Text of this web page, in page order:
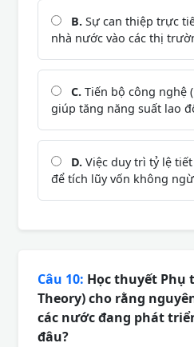
B. Sự can thiệp trực
nhà nước vào các thị
C. Tiến bộ công nghệ
giúp tăng năng suất lao
D. Việc duy trì tỷ lệ
để tích lũy vốn không
Câu 10: Học thuyết Phụ
Theory) cho rằng
các nước đang phát
đâu?